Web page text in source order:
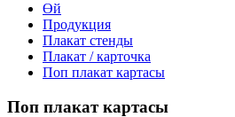
Өй
Продукция
Плакат стенды
Плакат / карточка
Поп плакат картасы
Поп плакат картасы